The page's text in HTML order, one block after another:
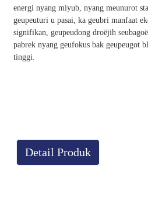
energi nyang miyub, nyang meunurot
geupeuturi u pasai, ka geubri manfaat
signifikan, geupeudong droëjih
pabrek nyang geufokus bak geupeugot
tinggi.
Detail Produk